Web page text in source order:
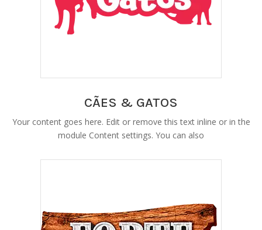
CÃES & GATOS
Your content goes here. Edit or remove this text inline or in the
module Content settings. You can also